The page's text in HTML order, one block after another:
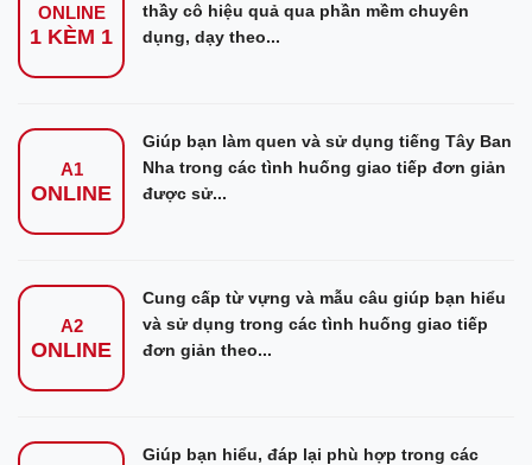
ONLINE
1 KÈM 1
thầy cô hiệu quả qua phần mềm chuyên
dụng, dạy theo...
A1
ONLINE
Giúp bạn làm quen và sử dụng tiếng Tây Ban
Nha trong các tình huống giao tiếp đơn giản
được sử...
A2
ONLINE
Cung cấp từ vựng và mẫu câu giúp bạn hiểu
và sử dụng trong các tình huống giao tiếp
đơn giản theo...
Giúp bạn hiểu, đáp lại phù hợp trong các